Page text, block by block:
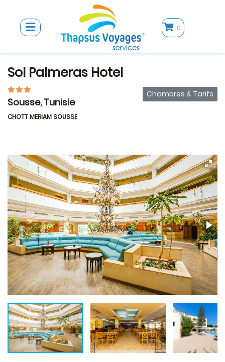
0
Sol Palmeras Hotel
Sousse, Tunisie
CHOTT MERIAM SOUSSE
Chambres & Tarifs